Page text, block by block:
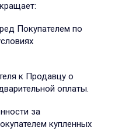
Покупателем по
к Продавцу о
оплаты.
за
купленных